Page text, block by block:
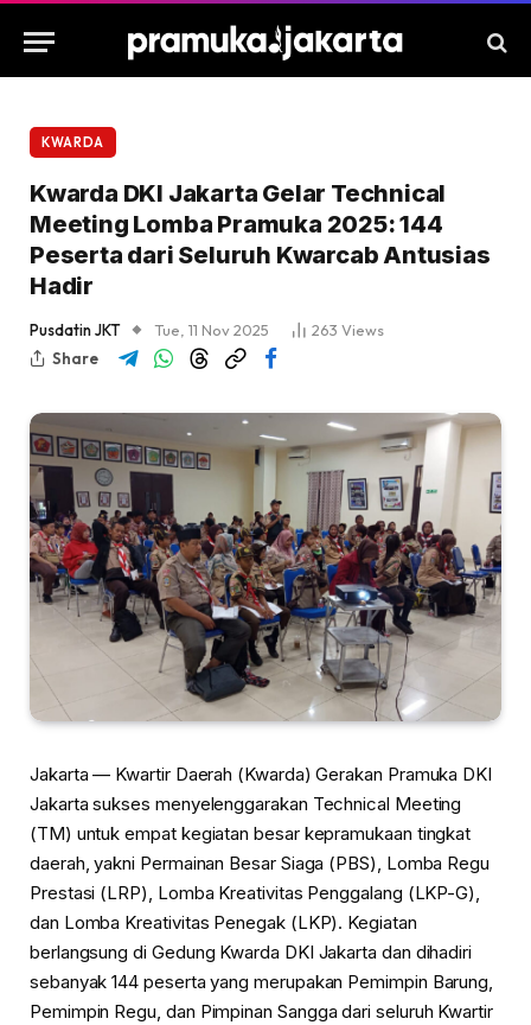
KWARDA
Kwarda DKI Jakarta Gelar Technical
Meeting Lomba Pramuka 2025: 144
Peserta dari Seluruh Kwarcab Antusias
Hadir
Pusdatin JKT Tue, 11 Nov 2025 263 Views
Share
Jakarta — Kwartir Daerah (Kwarda) Gerakan Pramuka DKI
Jakarta sukses menyelenggarakan Technical Meeting
(TM) untuk empat kegiatan besar kepramukaan tingkat
daerah, yakni Permainan Besar Siaga (PBS), Lomba Regu
Prestasi (LRP), Lomba Kreativitas Penggalang (LKP-G),
dan Lomba Kreativitas Penegak (LKP). Kegiatan
berlangsung di Gedung Kwarda DKI Jakarta dan dihadiri
sebanyak 144 peserta yang merupakan Pemimpin Barung,
Pemimpin Regu, dan Pimpinan Sangga dari seluruh Kwartir